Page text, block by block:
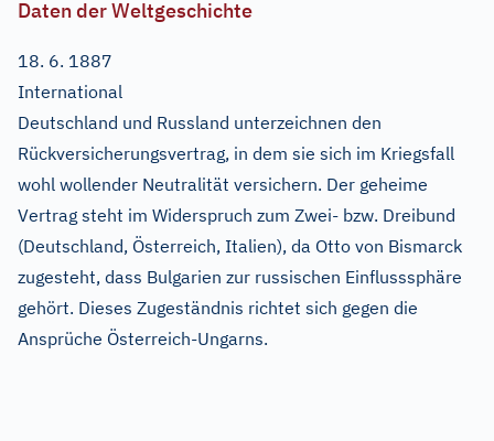
Daten der Weltgeschichte
18. 6. 1887
International
Deutschland und Russland unterzeichnen den
Rückversicherungsvertrag, in dem sie sich im Kriegsfall
wohl wollender Neutralität versichern. Der geheime
Vertrag steht im Widerspruch zum Zwei- bzw. Dreibund
(Deutschland, Österreich, Italien), da Otto von Bismarck
zugesteht, dass Bulgarien zur russischen Einflusssphäre
gehört. Dieses Zugeständnis richtet sich gegen die
Ansprüche Österreich-Ungarns.